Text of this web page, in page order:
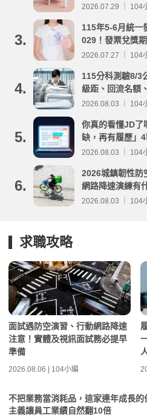
2026.07.29 ｜ 104
3.
115年5-6月統一
029！發票兌獎
2026.07.27 ｜ 104
4.
115分科測驗8/3
級距、回流名額
分析
2026.08.03 ｜ 104
5.
你真的看懂JD了
缺，再有履歷」
2026.08.03 ｜ 104
6.
2026城鎮韌性防
網路降速演練有
事項整理
2026.08.03 ｜ 104
求職攻略
面試遇防空演習、行動網路降速
注意！實體及視訊面試務必提早
準備
2026.08.06 | 104小編
不把業務當消耗品，這家連年成長的
主義讓員工業績自然翻10倍